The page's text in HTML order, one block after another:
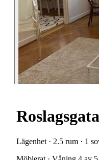
Lägenhet · 2.5 rum · 1